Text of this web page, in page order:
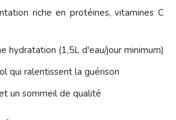
riche en protéines, vitamines C
hydratation (1,5L d'eau/jour minimum)
qui ralentissent la guérison
un sommeil de qualité